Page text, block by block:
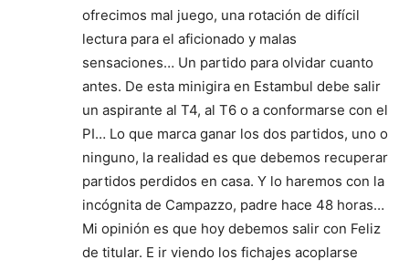
ofrecimos mal juego, una rotación de difícil
lectura para el aficionado y malas
sensaciones… Un partido para olvidar cuanto
antes. De esta minigira en Estambul debe salir
un aspirante al T4, al T6 o a conformarse con el
PI… Lo que marca ganar los dos partidos, uno o
ninguno, la realidad es que debemos recuperar
partidos perdidos en casa. Y lo haremos con la
incógnita de Campazzo, padre hace 48 horas…
Mi opinión es que hoy debemos salir con Feliz
de titular. E ir viendo los fichajes acoplarse